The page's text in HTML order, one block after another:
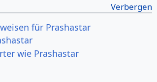
für Prashastar
wie Prashastar